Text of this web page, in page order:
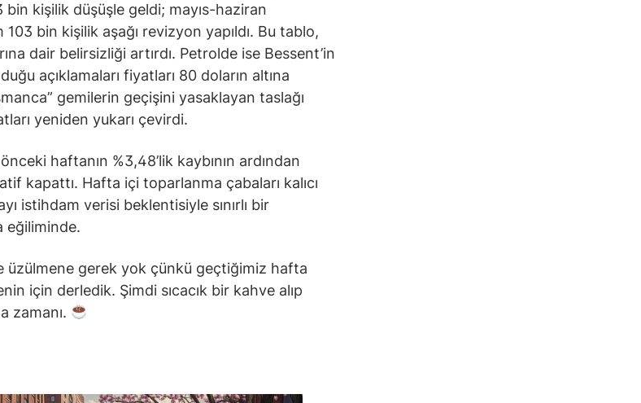
bin kişilik düşüşle geldi; mayıs-haziran
bin kişilik aşağı revizyon yapıldı. Bu tablo,
dair belirsizliği artırdı. Petrolde ise Bessent’in
açıklamaları fiyatları 80 doların altına
gemilerin geçişini yasaklayan taslağı
yeniden yukarı çevirdi.
haftanın %3,48’lik kaybının ardından
kapattı. Hafta içi toparlanma çabaları kalıcı
istihdam verisi beklentisiyle sınırlı bir
eğiliminde.
üzülmene gerek yok çünkü geçtiğimiz hafta
için derledik. Şimdi sıcacık bir kahve alıp
zamanı.